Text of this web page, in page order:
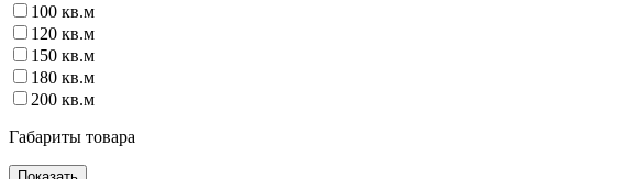
100 кв.м
120 кв.м
150 кв.м
180 кв.м
200 кв.м
Габариты товара